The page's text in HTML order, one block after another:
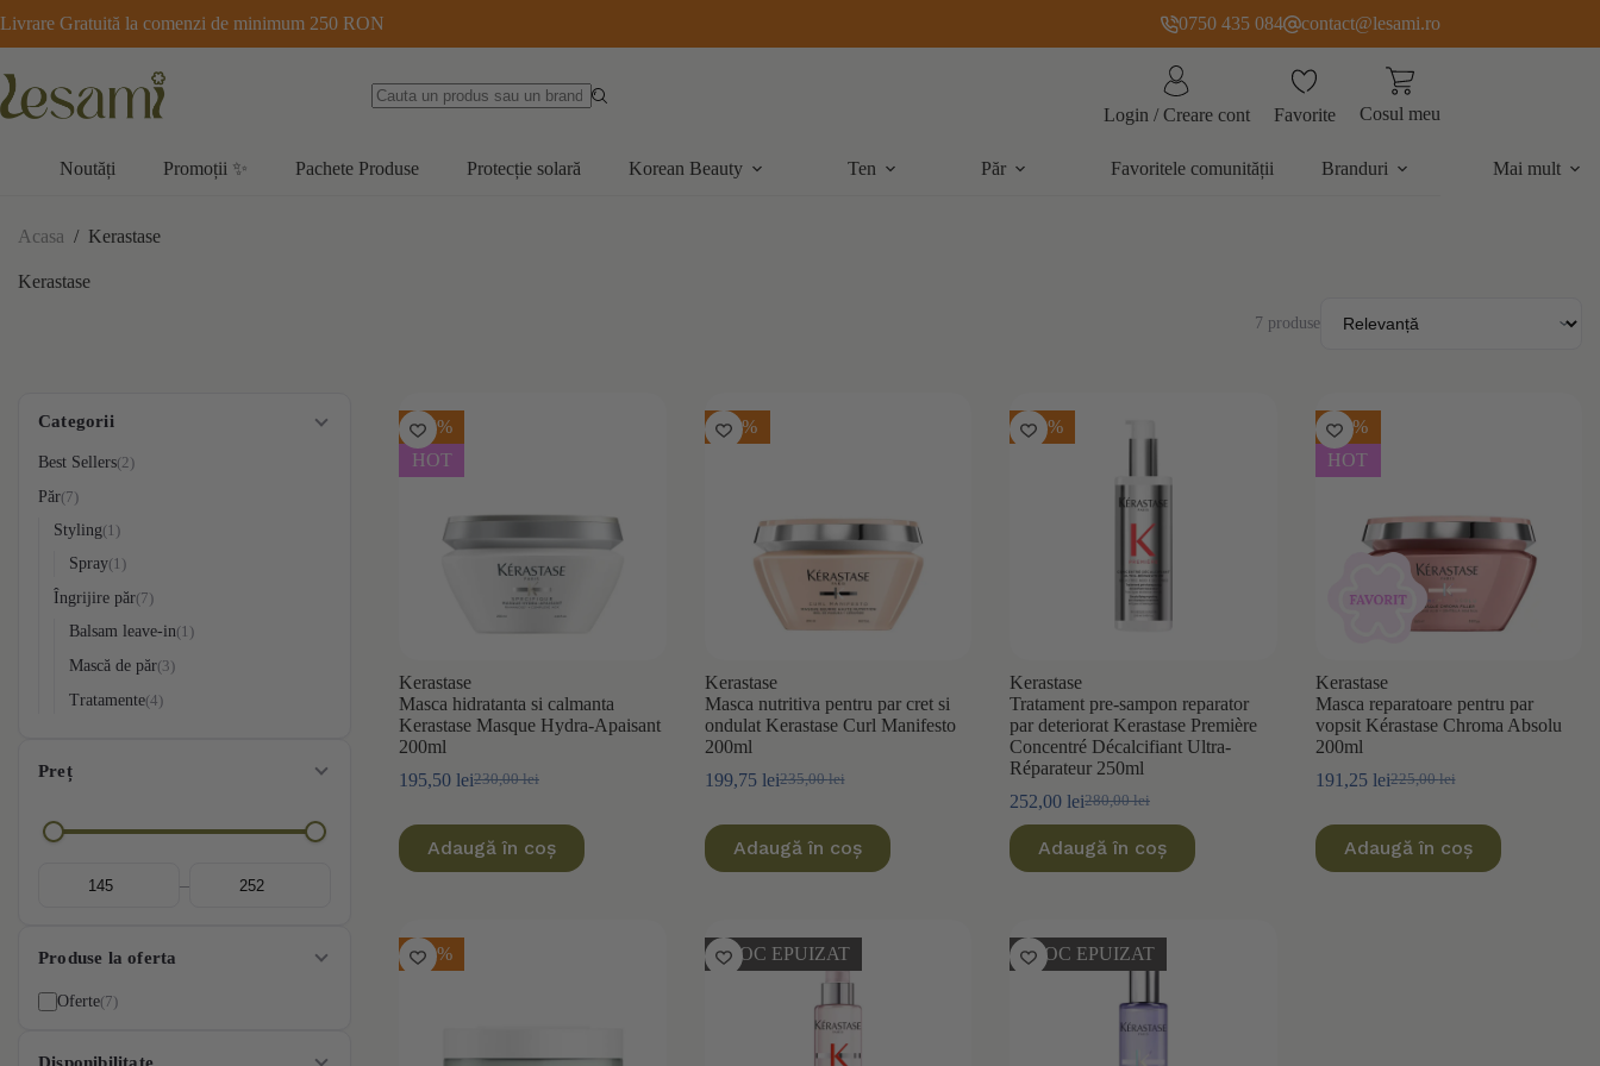
la
conținut
Livrare Gratuită la comenzi de minimum 250 RON 0750 435 084 contact@lesami.ro
Login / Creare cont Favorite Cosul meu
Noutăți Promoții ✨ Pachete Produse Protecție solară Korean Beauty Ten Păr Favoritele comunității Branduri Mai mult
Acasa / Kerastase
Kerastase
7 produse
Categorii
Best Sellers 2
Păr 7
Styling 1
Spray 1
Îngrijire păr 7
Balsam leave-in 1
Mască de păr 3
Tratamente 4
Preț
–
Produse la oferta
Oferte 7
-15%
HOT
Kerastase
Masca hidratanta si calmanta
Kerastase Masque Hydra-Apaisant
200ml
230,00lei
Prețul
a
fost:
230,00 lei.
195,50 leiPrețul
este:
195,50 lei.
Adaugă în coș
-15%
Kerastase
Masca nutritiva pentru par cret si
ondulat Kerastase Curl Manifesto
200ml
235,00lei
Prețul
a
fost:
235,00 lei.
199,75 leiPrețul
este:
199,75 lei.
Adaugă în coș
-10%
Kerastase
Tratament pre-sampon reparator
par deteriorat Kerastase Première
Concentré Décalcifiant Ultra-
Réparateur 250ml
280,00lei
Prețul
inițial
a
fost:
252,00 leiPrețul
curent
este:
252,00 lei.
Adaugă în coș
-15%
HOT
Kerastase
Masca reparatoare pentru par
vopsit Kérastase Chroma Absolu
200ml
225,00lei
Prețul
a
fost:
225,00 lei.
191,25 leiPrețul
este:
191,25 lei.
Adaugă în coș
-10% STOC EPUIZAT STOC EPUIZAT